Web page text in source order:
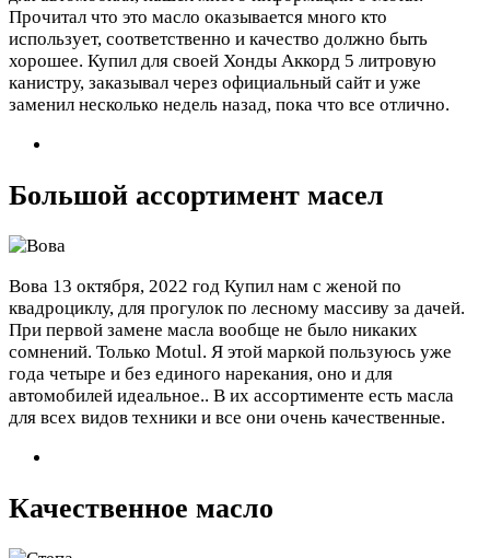
Прочитал что это масло оказывается много кто
использует, соответственно и качество должно быть
хорошее. Купил для своей Хонды Аккорд 5 литровую
канистру, заказывал через официальный сайт и уже
заменил несколько недель назад, пока что все отлично.
Большой ассортимент масел
Вова 13 октября, 2022 год Купил нам с женой по
квадроциклу, для прогулок по лесному массиву за дачей.
При первой замене масла вообще не было никаких
сомнений. Только Motul. Я этой маркой пользуюсь уже
года четыре и без единого нарекания, оно и для
автомобилей идеальное.. В их ассортименте есть масла
для всех видов техники и все они очень качественные.
Качественное масло